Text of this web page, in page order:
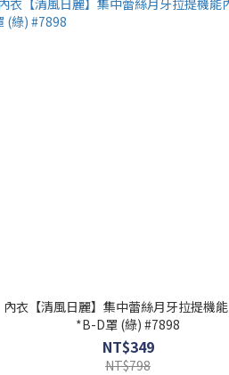
內衣【清風日麗】集中蕾絲月牙拉提機
*B-D罩 (綠) #7898
NT$349
NT$798